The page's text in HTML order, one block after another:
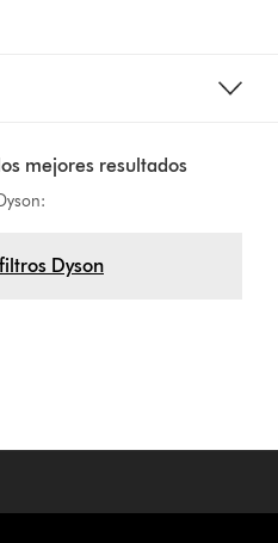
mejores resultados
Dyson